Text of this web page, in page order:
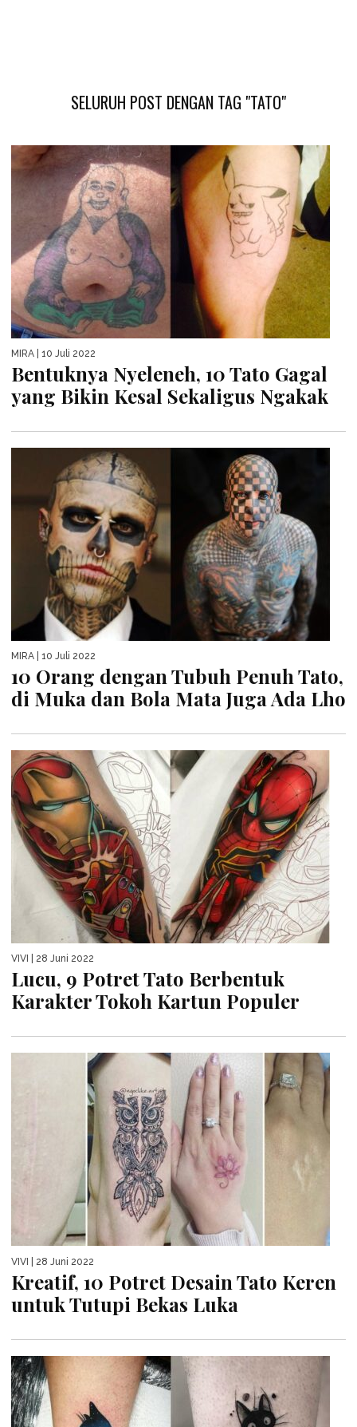
SELURUH POST DENGAN TAG "TATO"
MIRA | 10 Juli 2022
Bentuknya Nyeleneh, 10 Tato Gagal
yang Bikin Kesal Sekaligus Ngakak
MIRA | 10 Juli 2022
10 Orang dengan Tubuh Penuh Tato,
di Muka dan Bola Mata Juga Ada Lho
VIVI | 28 Juni 2022
Lucu, 9 Potret Tato Berbentuk
Karakter Tokoh Kartun Populer
VIVI | 28 Juni 2022
Kreatif, 10 Potret Desain Tato Keren
untuk Tutupi Bekas Luka